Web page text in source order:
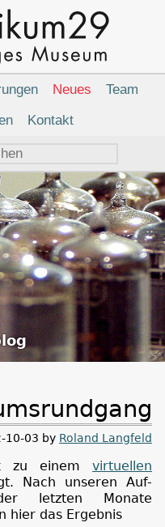
10-03 by Roland Langfeld
zu einem virtuellen
Nach unseren Auf-
letzten Monate
hier das Ergebnis
Neues
Team
Kontakt